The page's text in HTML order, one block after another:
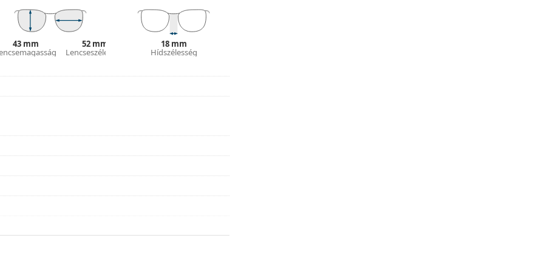
kialakítása eltérő lehet.
ápolására. Egyes modellekhez kendő helyett
útmutatót.
43 mm 52 mm
Lencseszélesség
18 mm
Hídszélesség